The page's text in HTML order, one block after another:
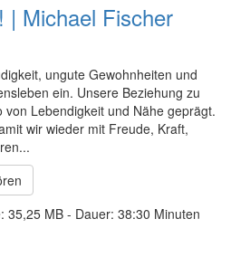
| Michael Fischer
ungute Gewohnheiten und
ein. Unsere Beziehung zu
von Lebendigkeit und Nähe geprägt.
wir wieder mit Freude, Kraft,
35,25 MB - Dauer: 38:30 Minuten